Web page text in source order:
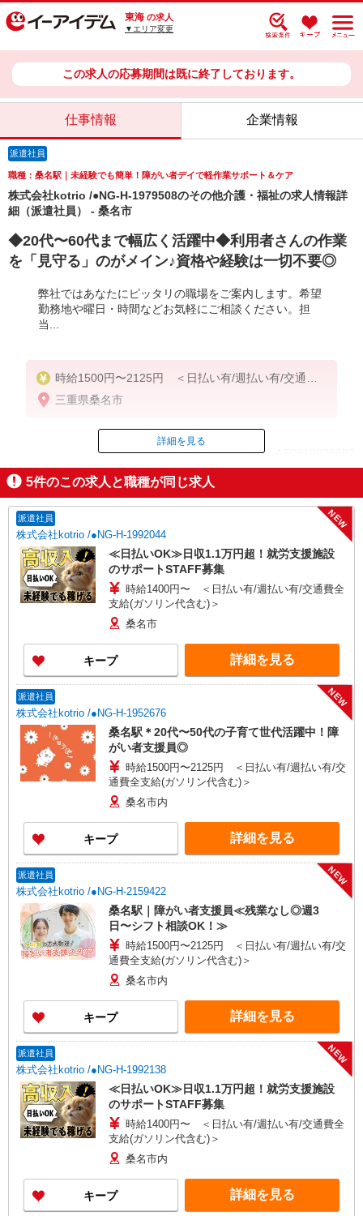
東海 の求人
▼エリア変更
この求人の応募期間は既に終了しております。
仕事情報 企業情報
派遣社員
職種：桑名駅｜未経験でも簡単！障がい者デイで軽作業サポート＆ケア
株式会社kotrio /●NG-H-1979508のその他介護・福祉の求人情報詳
細（派遣社員） - 桑名市
◆20代〜60代まで幅広く活躍中◆利用者さんの作業
を「見守る」のがメイン♪資格や経験は一切不要◎
弊社ではあなたにピッタリの職場をご案内します。希望
勤務地や曜日・時間などお気軽にご相談ください。担
当...
時給1500円〜2125円 ＜日払い有/週払い有/交通費
全支給(ガソリン代含む)＞
三重県桑名市
ID：AE0610076882
掲載期間終了
詳細を見る
5件のこの求人と職種が同じ求人
派遣社員
株式会社kotrio /●NG-H-1992044
NEW
≪日払いOK≫日収1.1万円超！就労支援施設
のサポートSTAFF募集
時給1400円〜 ＜日払い有/週払い有/交通費全
支給(ガソリン代含む)＞
桑名市
キープ 詳細を見る
派遣社員
株式会社kotrio /●NG-H-1952676
NEW
桑名駅＊20代〜50代の子育て世代活躍中！障
がい者支援員◎
時給1500円〜2125円 ＜日払い有/週払い有/交
通費全支給(ガソリン代含む)＞
桑名市内
キープ 詳細を見る
派遣社員
株式会社kotrio /●NG-H-2159422
NEW
桑名駅｜障がい者支援員≪残業なし◎週3
日〜シフト相談OK！≫
時給1500円〜2125円 ＜日払い有/週払い有/交
通費全支給(ガソリン代含む)＞
桑名市内
キープ 詳細を見る
派遣社員
株式会社kotrio /●NG-H-1992138
NEW
≪日払いOK≫日収1.1万円超！就労支援施設
のサポートSTAFF募集
時給1400円〜 ＜日払い有/週払い有/交通費全
支給(ガソリン代含む)＞
桑名市内
キープ 詳細を見る